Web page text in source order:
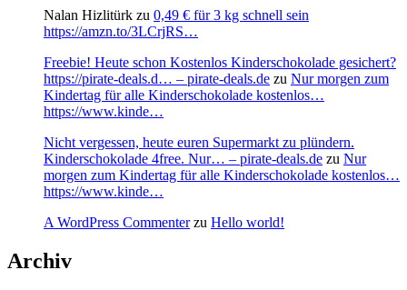
Nalan Hizlitürk zu 0,49 € für 3 kg schnell sein
https://amzn.to/3LCrjRS…
Freebie! Heute schon Kostenlos Kinderschokolade gesichert?
https://pirate-deals.d… – pirate-deals.de zu Nur morgen zum
Kindertag für alle Kinderschokolade kostenlos…
https://www.kinde…
Nicht vergessen, heute euren Supermarkt zu plündern.
Kinderschokolade 4free. Nur… – pirate-deals.de zu Nur
morgen zum Kindertag für alle Kinderschokolade kostenlos…
https://www.kinde…
A WordPress Commenterzu Hello world!
Archiv